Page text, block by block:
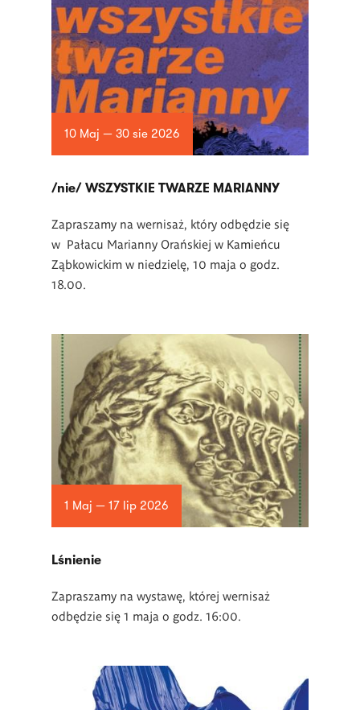
10 Maj — 30 sie 2026
/nie/ WSZYSTKIE TWARZE MARIANNY
Zapraszamy na wernisaż, który odbędzie się
w Pałacu Marianny Orańskiej w Kamieńcu
Ząbkowickim w niedzielę, 10 maja o godz.
18.00.
1 Maj — 17 lip 2026
Lśnienie
Zapraszamy na wystawę, której wernisaż
odbędzie się 1 maja o godz. 16:00.